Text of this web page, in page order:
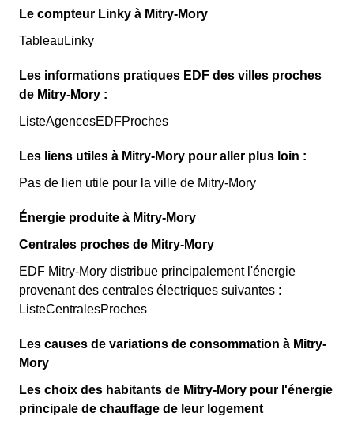
Le compteur Linky à Mitry-Mory
TableauLinky
Les informations pratiques EDF des villes proches
de Mitry-Mory :
ListeAgencesEDFProches
Les liens utiles à Mitry-Mory pour aller plus loin :
Pas de lien utile pour la ville de Mitry-Mory
Énergie produite à Mitry-Mory
Centrales proches de Mitry-Mory
EDF Mitry-Mory distribue principalement l'énergie
provenant des centrales électriques suivantes :
ListeCentralesProches
Les causes de variations de consommation à Mitry-
Mory
Les choix des habitants de Mitry-Mory pour l'énergie
principale de chauffage de leur logement